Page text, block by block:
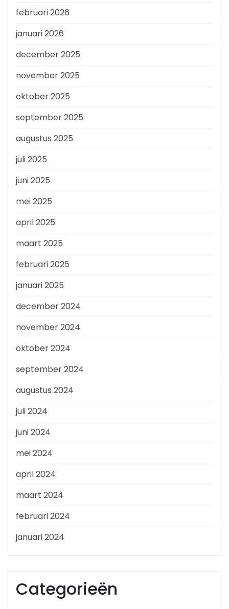
februari 2026
januari 2026
december 2025
november 2025
oktober 2025
september 2025
augustus 2025
juli 2025
juni 2025
mei 2025
april 2025
maart 2025
februari 2025
januari 2025
december 2024
november 2024
oktober 2024
september 2024
augustus 2024
juli 2024
juni 2024
mei 2024
april 2024
maart 2024
februari 2024
januari 2024
Categorieën